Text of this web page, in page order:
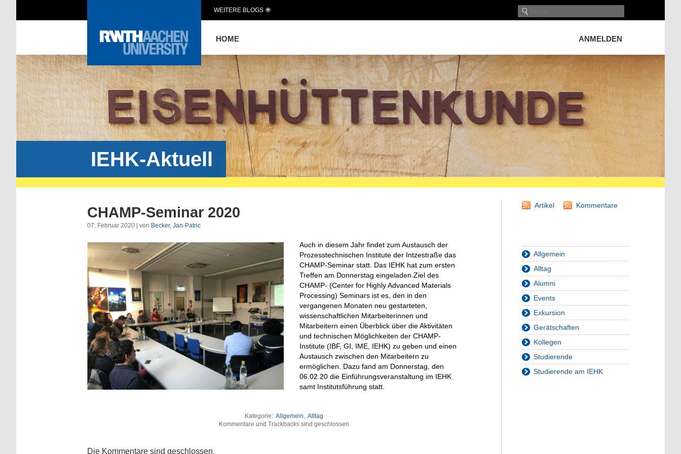
HOME ANMELDEN
WEITERE BLOGS
IEHK-Aktuell
CHAMP-Seminar 2020
07. Februar 2020 | von Becker, Jan-Patric
Auch in diesem Jahr findet zum Austausch der
Prozesstechnischen Institute der Intzestraße das
CHAMP-Seminar statt. Das IEHK hat zum ersten
Treffen am Donnerstag eingeladen.Ziel des
CHAMP- (Center for Highly Advanced Materials
Processing) Seminars ist es, den in den
vergangenen Monaten neu gestarteten,
wissenschaftlichen Mitarbeiterinnen und
Mitarbeitern einen Überblick über die Aktivitäten
und technischen Möglichkeiten der CHAMP-
Institute (IBF, GI, IME, IEHK) zu geben und einen
Austausch zwischen den Mitarbeitern zu
ermöglichen. Dazu fand am Donnerstag, den
06.02.20 die Einführungsveranstaltung im IEHK
samt Institutsführung statt.
Kategorie: Allgemein, Alltag
Kommentare und Trackbacks sind geschlossen
Die Kommentare sind geschlossen.
Artikel Kommentare
Allgemein
Alltag
Alumni
Events
Exkursion
Gerätschaften
Kollegen
Studierende
Studierende am IEHK